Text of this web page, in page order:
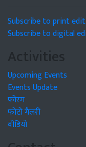
Subscribe to print
Subscribe to digital
Activities
Upcoming Events
Events Update
फोरम
फोटो गैलरी
वीडियो